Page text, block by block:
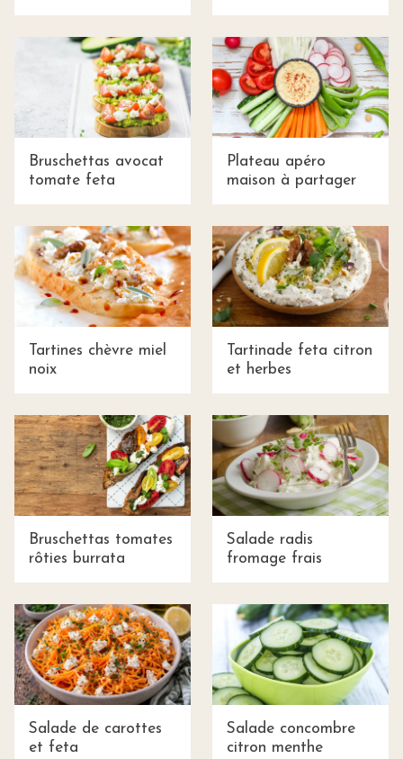
Bruschettas avocat
tomate feta
Plateau apéro
maison à partager
Tartines chèvre miel
noix
Tartinade feta citron
et herbes
Bruschettas tomates
rôties burrata
Salade radis
fromage frais
Salade de carottes
et feta
Salade concombre
citron menthe